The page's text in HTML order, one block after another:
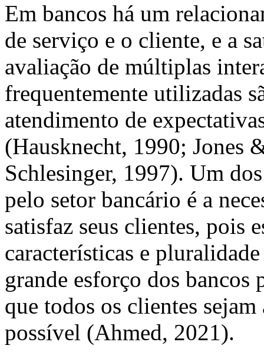
Em bancos há um
de serviço e o cliente, e a
avaliação de múltiplas
frequentemente utilizadas
atendimento de
(Hausknecht, 1990; Jones
Schlesinger, 1997). Um
pelo setor bancário é a
satisfaz seus clientes, pois
características e
grande esforço dos bancos
que todos os clientes
possível (Ahmed, 2021).